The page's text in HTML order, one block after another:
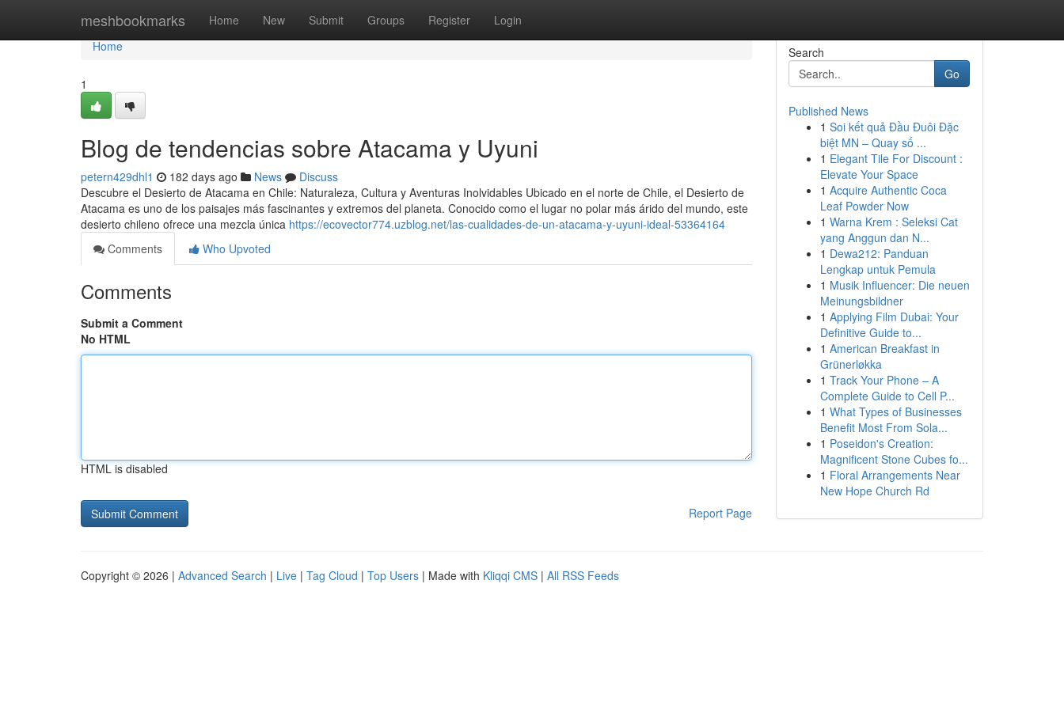
meshbookmarks Home New Submit Groups Register Login
Home
Home
1
Blog de tendencias sobre Atacama y Uyuni
petern429dhl1 182 days ago News
Discuss
Descubre el Desierto de Atacama en Chile: Naturaleza, Cultura y Aventuras Inolvidables Ubicado en el norte de Chile, el Desierto de
Atacama es uno de los paisajes más fascinantes y extremos del planeta. Conocido como el lugar no polar más árido del mundo, este
desierto chileno ofrece una mezcla única https://ecovector774.uzblog.net/las-cualidades-de-un-atacama-y-uyuni-ideal-53364164
Comments
Who Upvoted
Comments
Submit a Comment
No HTML
HTML is disabled
Report Page
Search
Go
Published News
1 Soi kết quả Đầu Đuôi Đặc
biệt MN – Quay số ...
1 Elegant Tile For Discount :
Elevate Your Space
1 Acquire Authentic Coca
Leaf Powder Now
1 Warna Krem : Seleksi Cat
yang Anggun dan N...
1 Dewa212: Panduan
Lengkap untuk Pemula
1 Musik Influencer: Die neuen
Meinungsbildner
1 Applying Film Dubai: Your
Definitive Guide to...
1 American Breakfast in
Grünerløkka
1 Track Your Phone – A
Complete Guide to Cell P...
1 What Types of Businesses
Benefit Most From Sola...
1 Poseidon's Creation:
Magnificent Stone Cubes fo...
1 Floral Arrangements Near
New Hope Church Rd
Copyright © 2026 | Advanced Search | Live | Tag Cloud | Top Users | Made with Kliqqi CMS | All RSS Feeds